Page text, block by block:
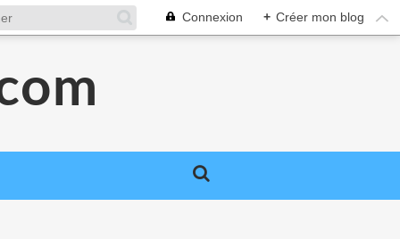
Connexion + Créer mon blog